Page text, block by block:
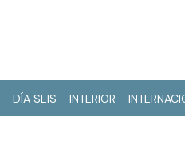
DÍA SEIS INTERIOR